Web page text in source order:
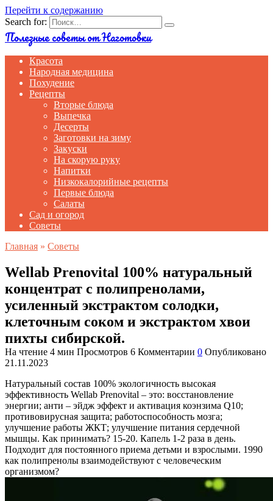
Перейти к содержанию
Search for:
Полезные советы от Наготовки
Красота
Народная медицина
Похудение
Рецепты
Вторые блюда
Выпечка
Десерты
Заготовки на зиму
Закуски
На скорую руку
Напитки
Низкокалорийные рецепты
Первые блюда
Салаты
Сад и огород
Советы
Главная » Советы
Wellab Prenovital 100% натуральный
концентрат с полипренолами,
усиленный экстрактом солодки,
клеточным соком и экстрактом хвои
пихты сибирской.
На чтение 4 мин Просмотров 6 Комментарии 0 Опубликовано
21.11.2023
Натуральный состав 100% экологичность высокая
эффективность Wellab Prenovital – это: восстановление
энергии; анти – эйдж эффект и активация коэнзима Q10;
противовирусная защита; работоспособность мозга;
улучшение работы ЖКТ; улучшение питания сердечной
мышцы. Как принимать? 15-20. Капель 1-2 раза в день.
Подходит для постоянного приема детьми и взрослыми. 1990
как полипренолы взаимодействуют с человеческим
организмом?